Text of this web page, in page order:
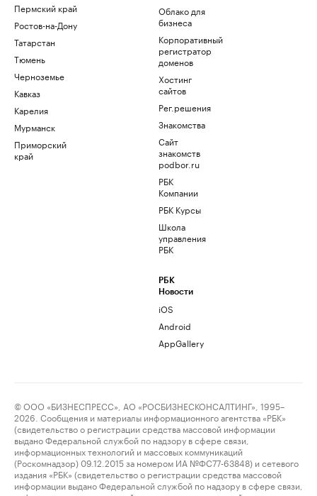
Пермский край
Ростов-на-Дону
Татарстан
Тюмень
Черноземье
Кавказ
Карелия
Мурманск
Приморский
край
Облако для
бизнеса
Корпоративный
регистратор
доменов
Хостинг
сайтов
Рег.решения
Знакомства
Сайт
знакомств
podbor.ru
РБК
Компании
РБК Курсы
Школа
управления
РБК
РБК
Новости
iOS
Android
AppGallery
© ООО «БИЗНЕСПРЕСС», АО «РОСБИЗНЕСКОНСАЛТИНГ», 1995–
2026. Сообщения и материалы информационного агентства «РБК»
(свидетельство о регистрации средства массовой информации
выдано Федеральной службой по надзору в сфере связи,
информационных технологий и массовых коммуникаций
(Роскомнадзор) 09.12.2015 за номером ИА №ФС77-63848) и сетевого
издания «РБК» (свидетельство о регистрации средства массовой
информации выдано Федеральной службой по надзору в сфере связи,